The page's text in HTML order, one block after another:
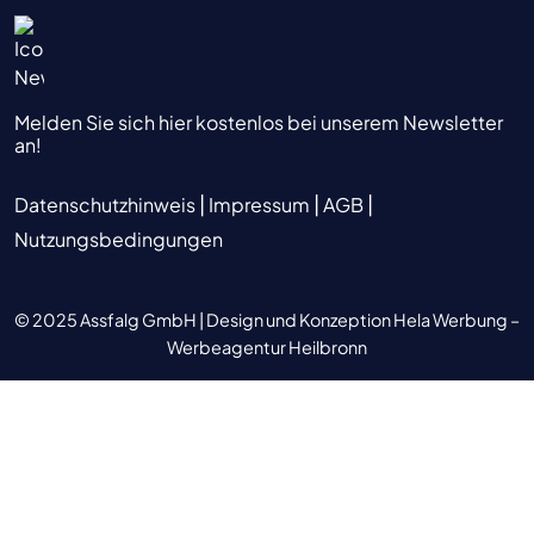
Melden Sie sich hier kostenlos bei unserem Newsletter
an!
Datenschutzhinweis | Impressum | AGB |
Nutzungsbedingungen
© 2025 Assfalg GmbH | Design und Konzeption Hela Werbung –
Werbeagentur Heilbronn